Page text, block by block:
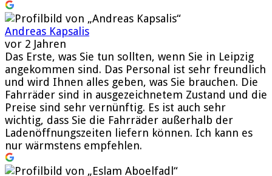
Andreas Kapsalis
vor 2 Jahren
Das Erste, was Sie tun sollten, wenn Sie in Leipzig
angekommen sind. Das Personal ist sehr freundlich
und wird Ihnen alles geben, was Sie brauchen. Die
Fahrräder sind in ausgezeichnetem Zustand und die
Preise sind sehr vernünftig. Es ist auch sehr
wichtig, dass Sie die Fahrräder außerhalb der
Ladenöffnungszeiten liefern können. Ich kann es
nur wärmstens empfehlen.